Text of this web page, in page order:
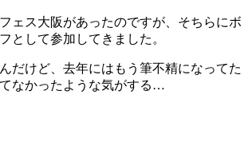
ェス大阪があったのですが、そちらにボ
として参加してきました。
だけど、去年にはもう筆不精になってた
なかったような気がする…